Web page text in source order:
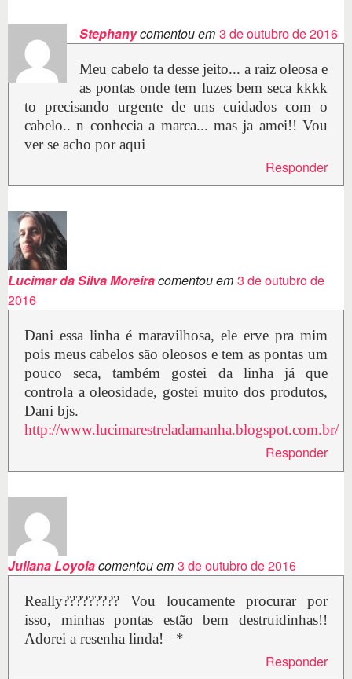
Stephanycomentou em 3 de outubro de 2016
Meu cabelo ta desse jeito... a raiz oleosa e
as pontas onde tem luzes bem seca kkkk
to precisando urgente de uns cuidados com o
cabelo.. n conhecia a marca... mas ja amei!! Vou
ver se acho por aqui
Responder
Lucimar da Silva Moreiracomentou em 3 de outubro de
2016
Dani essa linha é maravilhosa, ele erve pra mim
pois meus cabelos são oleosos e tem as pontas um
pouco seca, também gostei da linha já que
controla a oleosidade, gostei muito dos produtos,
Dani bjs.
http://www.lucimarestreladamanha.blogspot.com.br/
Responder
Juliana Loyolacomentou em 3 de outubro de 2016
Really????????? Vou loucamente procurar por
isso, minhas pontas estão bem destruidinhas!!
Adorei a resenha linda! =*
Responder